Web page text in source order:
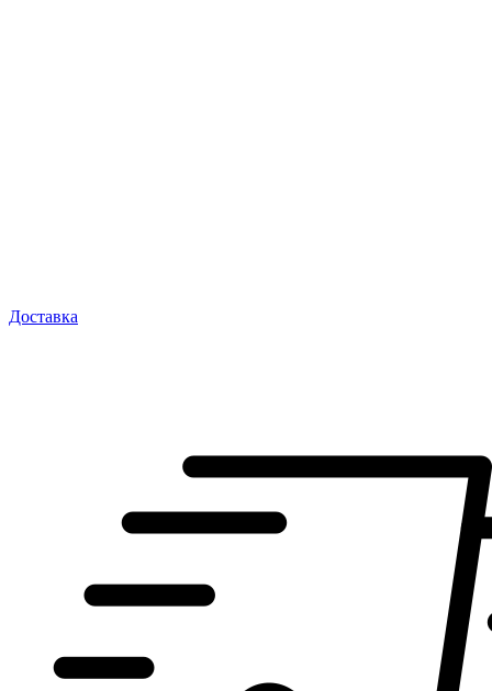
Доставка